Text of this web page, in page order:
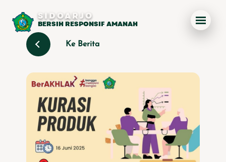
SIDOARJO
BERSIH RESPONSIF AMANAH
Ke Berita